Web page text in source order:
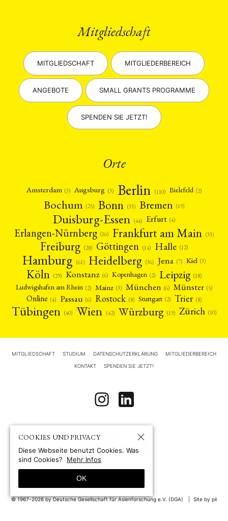
Mitgliedschaft
MITGLIEDSCHAFT MITGLIEDERBEREICH
ANGEBOTE SMALL GRANTS PROGRAMME
SPENDEN SIE JETZT!
Orte
Amsterdam (3) Augsburg (3) Berlin (110) Bielefeld (2)
Bochum (25) Bonn (33) Bremen (19)
Duisburg-Essen (44) Erfurt (4)
Erlangen-Nürnberg (16) Frankfurt am Main (33)
Freiburg (28) Göttingen (14) Halle (12)
Hamburg (61) Heidelberg (36) Jena (7) Kiel (3)
Köln (29) Konstanz (6) Kopenhagen (2) Leipzig (18)
Ludwigshafen am Rhein (2) Mainz (3) München (6) Münster (5)
Online (4) Passau (6) Rostock (8) Stuttgart (2) Trier (8)
Tübingen (40) Wien (42) Würzburg (19) Zürich (10)
MITGLIEDSCHAFT STUDIUM DATENSCHUTZERKLÄRUNG MITGLIEDERBEREICH
KONTAKT SPENDEN SIE JETZT!
© 1967-2026 byDeutsche Gesellschaft für Asienforschung e.V. (DGA) Site by pii
COOKIES UND PRIVACY
Diese Webseite benutzt Cookies. Was
sind Cookies?
Mehr Infos
OK